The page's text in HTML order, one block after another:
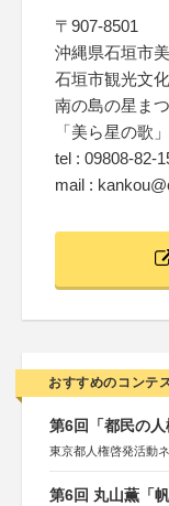
〒907-8501
沖縄県石垣市
石垣市観光文
南の島の星ま
「美ら星の歌
tel : 09808-82-
mail :
おすすめのコンテ
第6回「都民の人
東京都人権啓発活動
第6回 丸山薫「